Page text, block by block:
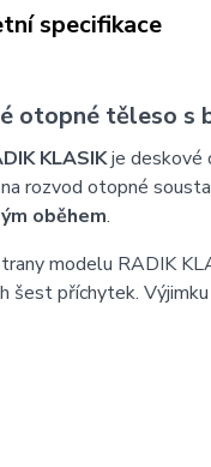
specifikace
otopné těleso s
KLASIKje deskové
rozvod otopné
oběhem.
modelu RADIK
šest příchytek.